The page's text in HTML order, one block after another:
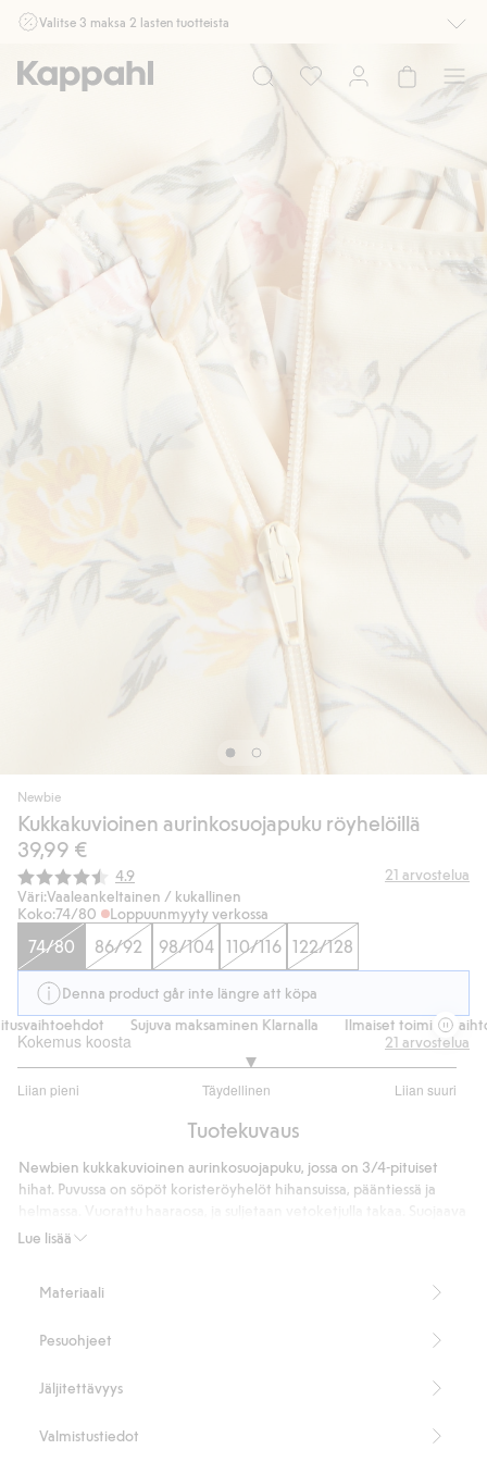
Valitse 3 maksa 2 lasten tuotteista
myymälässä ja verkossa. Ei voi yhdistää muihin alennuksiin tai tarjouksiin.
Newbie
Kukkakuvioinen aurinkosuojapuku röyhelöillä
39,99 €
Keskimääräinen luokitus:
4.9 21 arvostelua
Väri:Vaaleankeltainen / kukallinen
Koko:74/80 Loppuunmyyty verkossa
74/80 86/92 98/104 110/116 122/128
Denna product går inte längre att köpa
Sujuva maksaminen Klarnalla Ilmaiset
Kokemus koosta
Liian pieni Täydellinen Liian suuri
/
ääneen
21 arvostelua
Tuotekuvaus
Lue lisää
Newbien kukkakuvioinen aurinkosuojapuku, jossa on 3/4-pituiset
hihat. Puvussa on söpöt koristeröyhelöt hihansuissa, pääntiessä ja
uimapuku lapsellesi ja vauvallesi. Täydellinen pitkiin aurinkoisiin päiviin
UPF +50 UV-suoja
Tuotenumero:
Materiaali
Pesuohjeet
Jäljitettävyys
Valmistustiedot